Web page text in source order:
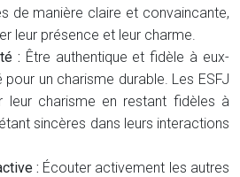
de manière claire et convaincante,
leur présence et leur charme.
: Être authentique et fidèle à eux-
un charisme durable. Les ESFJ
leur charisme en restant fidèles à
sincères dans leurs interactions
: Écouter activement les autres